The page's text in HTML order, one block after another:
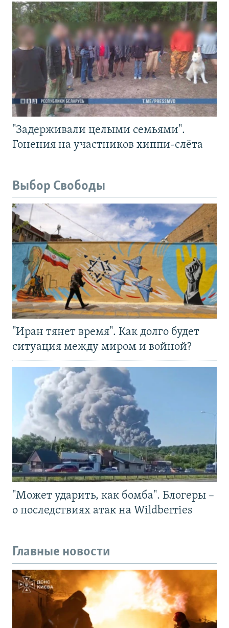
"Задерживали целыми семьями".
Гонения на участников хиппи-слёта
Выбор Свободы
"Иран тянет время". Как долго будет
ситуация между миром и войной?
"Может ударить, как бомба". Блогеры –
о последствиях атак на Wildberries
Главные новости